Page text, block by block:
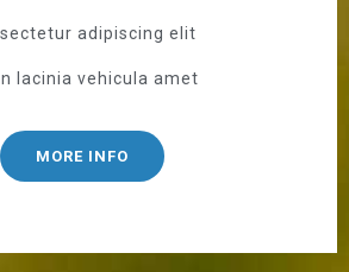
adipiscing elit
lacinia vehicula amet
MORE INFO